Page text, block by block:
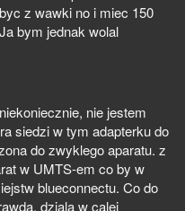
z wawki no i miec 150
bym jednak wolal
nie jestem
siedzi w tym adapterku do
do zwyklego aparatu. z
w UMTS-em co by w
blueconnectu. Co do
dziala w calej